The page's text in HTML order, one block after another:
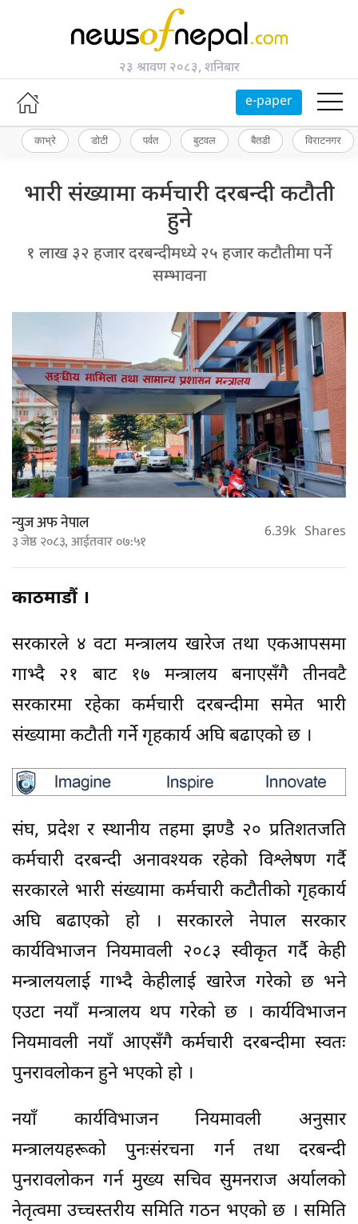
२३ श्रावण २०८३, शनिबार
e-paper
काभ्रे डोटी पर्वत बुटवल बैतडी विराटनगर
भारी संख्यामा कर्मचारी दरबन्दी कटौती
हुने
१ लाख ३२ हजार दरबन्दीमध्ये २५ हजार कटौतीमा पर्ने
सम्भावना
न्युज अफ नेपाल
३ जेष्ठ २०८३, आईतवार ०७:५१ 6.39k Shares
काठमाडौं ।
सरकारले ४ वटा मन्त्रालय खारेज तथा एकआपसमा
गाभ्दै २१ बाट १७ मन्त्रालय बनाएसँगै तीनवटै
सरकारमा रहेका कर्मचारी दरबन्दीमा समेत भारी
संख्यामा कटौती गर्ने गृहकार्य अघि बढाएको छ ।
संघ, प्रदेश र स्थानीय तहमा झण्डै २० प्रतिशतजति
कर्मचारी दरबन्दी अनावश्यक रहेको विश्लेषण गर्दै
सरकारले भारी संख्यामा कर्मचारी कटौतीको गृहकार्य
अघि बढाएको हो । सरकारले नेपाल सरकार
कार्यविभाजन नियमावली २०८३ स्वीकृत गर्दै केही
मन्त्रालयलाई गाभ्दै केहीलाई खारेज गरेको छ भने
एउटा नयाँ मन्त्रालय थप गरेको छ । कार्यविभाजन
नियमावली नयाँ आएसँगै कर्मचारी दरबन्दीमा स्वतः
पुनरावलोकन हुने भएको हो ।
नयाँ कार्यविभाजन नियमावली अनुसार
मन्त्रालयहरूको पुनःसंरचना गर्न तथा दरबन्दी
पुनरावलोकन गर्न मुख्य सचिव सुमनराज अर्यालको
नेतृत्वमा उच्चस्तरीय समिति गठन भएको छ । समिति